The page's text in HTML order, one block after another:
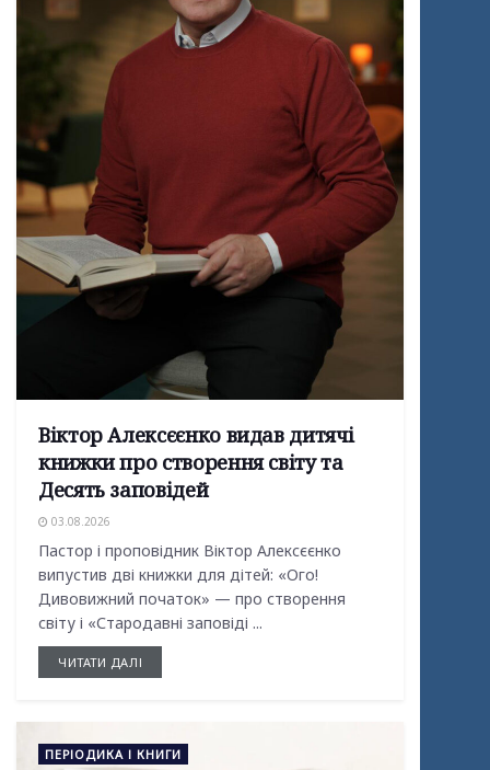
Віктор Алексєєнко видав дитячі
книжки про створення світу та
Десять заповідей
03.08.2026
Пастор і проповідник Віктор Алексєєнко
випустив дві книжки для дітей: «Ого!
Дивовижний початок» — про створення
світу і «Стародавні заповіді ...
ЧИТАТИ ДАЛІ
ПЕРІОДИКА І КНИГИ